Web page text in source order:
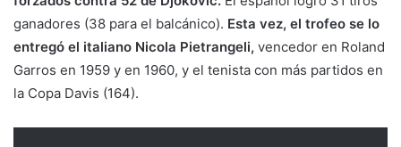
ganadores (38 para el balcánico). Esta vez, el trofeo se lo
entregó el italiano Nicola Pietrangeli, vencedor en Roland
Garros en 1959 y en 1960, y el tenista con más partidos en
la Copa Davis (164).